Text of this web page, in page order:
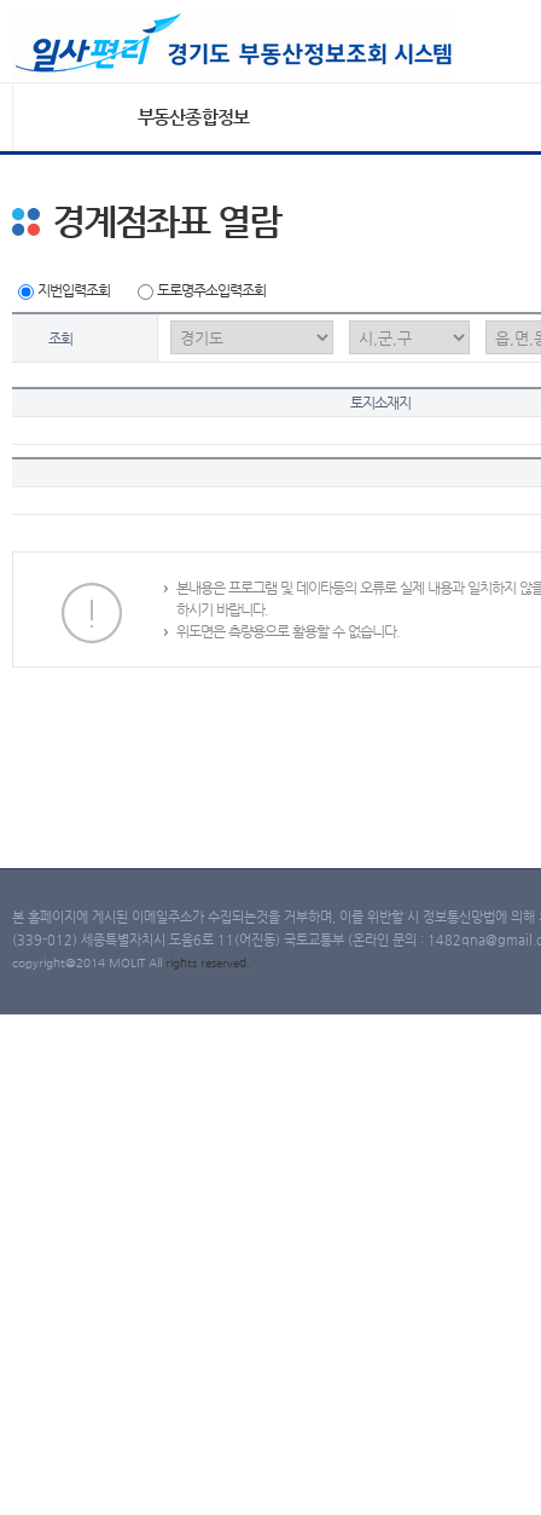
부동산종합정보
경계점좌표 열람
지번입력조회 도로명주소입력조회
조회
토지소재지
본내용은 프로그램 및 데이타등의 오류로 실제 내용과 일치하지
하시기 바랍니다.
위도면은 측량용으로 활용할 수 없습니다.
본 홈페이지에 게시된 이메일주소가 수집되는것을 거부하며, 이를 위반할 시 정보통신망법에 의
(339-012) 세종특별자치시 도움6로 11(어진동) 국토교통부 (온라인 문의 :
copyright@2014 MOLIT All rights reserved.